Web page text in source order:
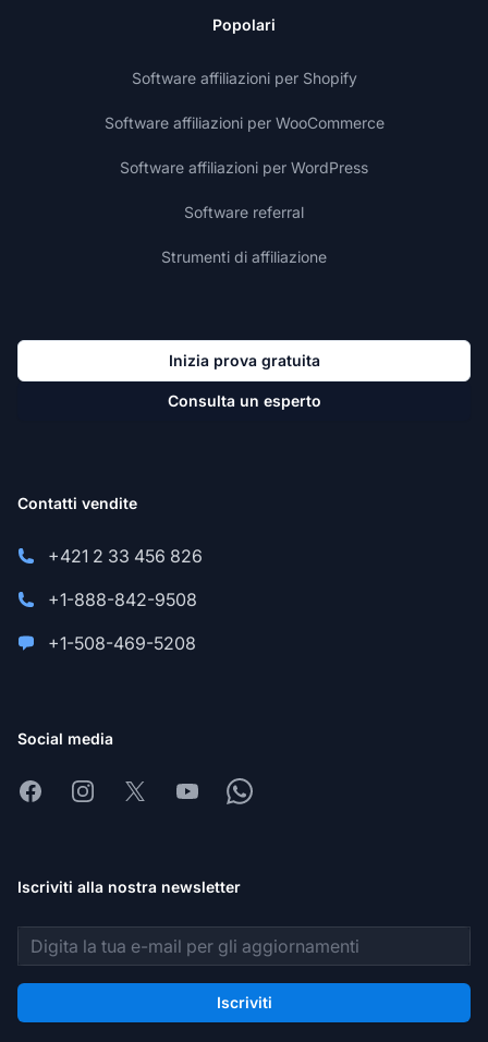
Popolari
Software affiliazioni per Shopify
Software affiliazioni per WooCommerce
Software affiliazioni per WordPress
Software referral
Strumenti di affiliazione
Inizia prova gratuita
Consulta un esperto
Contatti vendite
+421 2 33 456 826
+1-888-842-9508
+1-508-469-5208
Social media
FacebookInstagram
X YoutubeWhatsapp
Iscriviti alla nostra newsletter
Indirizzo email
Iscriviti